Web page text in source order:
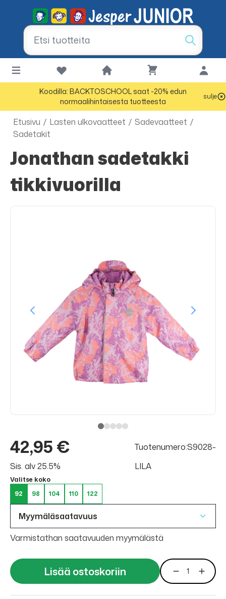
Koodilla: BACKTOSCHOOL saat -20% edun
normaalihintaisesta tuotteesta
sulje
Etusivu / Lasten ulkovaatteet / Sadevaatteet /
Sadetakit
Jonathan sadetakki
tikkivuorilla
42,95 €
Sis. alv 25.5%
Tuotenumero:S9028-
LILA
Valitse koko
92
98 104 110 122
Myymäläsaatavuus
Varmistathan saatavuuden myymälästä
Lisää ostoskoriin